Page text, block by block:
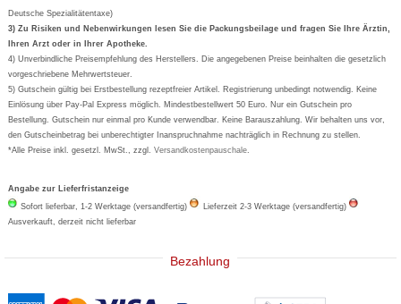
Formoline
Wick
Eucerin
Basica
Deutsche Spezialitätentaxe)
3) Zu Risiken und Nebenwirkungen lesen Sie die Packungsbeilage und fragen Sie Ihre Ärztin,
Ihren Arzt oder in Ihrer Apotheke.
4) Unverbindliche Preisempfehlung des Herstellers. Die angegebenen Preise beinhalten die gesetzlich
vorgeschriebene Mehrwertsteuer.
5) Gutschein gültig bei Erstbestellung rezeptfreier Artikel. Registrierung unbedingt notwendig. Keine
Einlösung über Pay-Pal Express möglich. Mindestbestellwert 50 Euro. Nur ein Gutschein pro
Bestellung. Gutschein nur einmal pro Kunde verwendbar. Keine Barauszahlung. Wir behalten uns vor,
den Gutscheinbetrag bei unberechtigter Inanspruchnahme nachträglich in Rechnung zu stellen.
*Alle Preise inkl. gesetzl. MwSt., zzgl.Versandkostenpauschale
Angabe zur Lieferfristanzeige
Sofort lieferbar, 1-2 Werktage (versandfertig)
Lieferzeit 2-3 Werktage (versandfertig)
Ausverkauft, derzeit nicht lieferbar
Bezahlung